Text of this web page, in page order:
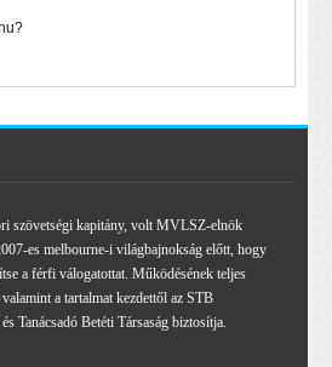
szövetségi kapitány, volt MVLSZ-elnök
es melbourne-i világbajnokság előtt, hogy
a férfi válogatottat. Működésének teljes
a tartalmat kezdettől az STB
Tanácsadó Betéti Társaság biztosítja.